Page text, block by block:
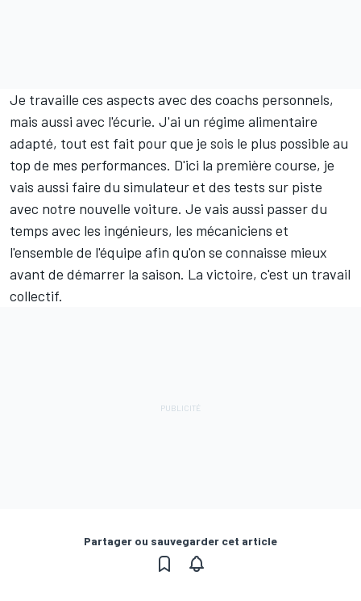
Je travaille ces aspects avec des coachs personnels,
mais aussi avec l'écurie. J'ai un régime alimentaire
adapté, tout est fait pour que je sois le plus possible au
top de mes performances. D'ici la première course, je
vais aussi faire du simulateur et des tests sur piste
avec notre nouvelle voiture. Je vais aussi passer du
temps avec les ingénieurs, les mécaniciens et
l'ensemble de l'équipe afin qu'on se connaisse mieux
avant de démarrer la saison. La victoire, c'est un travail
collectif.
Partager ou sauvegarder cet article